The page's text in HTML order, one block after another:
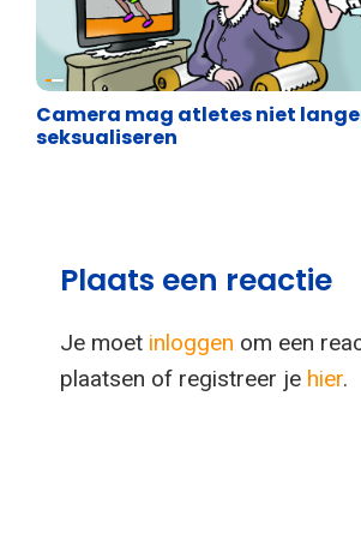
Cartoons
Camera mag atletes niet
seksualiseren
Plaats een reactie
Je moet inloggen om een
plaatsen of registreer je hier.